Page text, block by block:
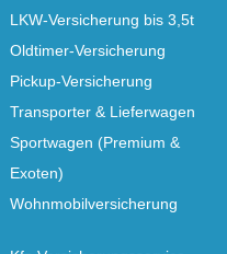
LKW-Versicherung bis 3,5t
Oldtimer-Versicherung
Pickup-Versicherung
Transporter & Lieferwagen
Sportwagen (Premium &
Exoten)
Wohnmobilversicherung